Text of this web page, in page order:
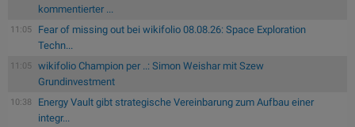
kommentierter ...
11:05
Fear of missing out bei wikifolio 08.08.26: Space Exploration
Techn...
11:05
wikifolio Champion per ..: Simon Weishar mit Szew
Grundinvestment
10:38
Energy Vault gibt strategische Vereinbarung zum Aufbau einer
integr...